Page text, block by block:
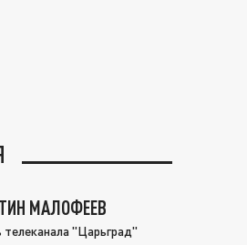
МАЛОФЕЕВ
телеканала "Царьград"